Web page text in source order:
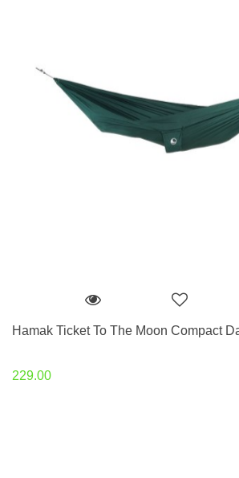
Hamak Ticket To The Moon Compact
229.00